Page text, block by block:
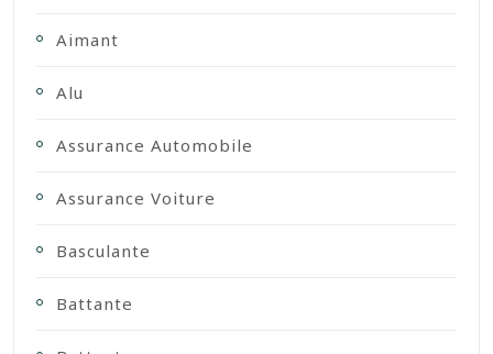
Aimant
Alu
Assurance Automobile
Assurance Voiture
Basculante
Battante